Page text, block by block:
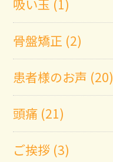
吸い玉 (1)
骨盤矯正 (2)
患者様のお声 (20)
頭痛 (21)
ご挨拶 (3)